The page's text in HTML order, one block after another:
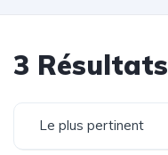
3 Résultats
Le plus pertinent